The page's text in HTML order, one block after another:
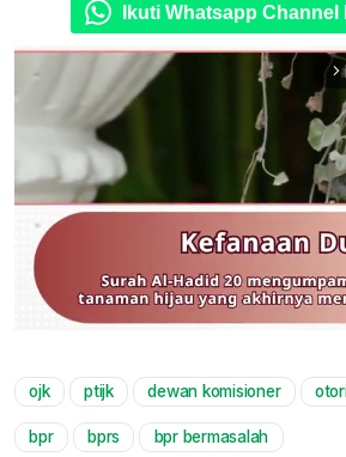
Ikuti Whatsapp Channel
arrow_forward_ios
ojk ptijk dewan komisioner
bpr bprs bpr bermasalah